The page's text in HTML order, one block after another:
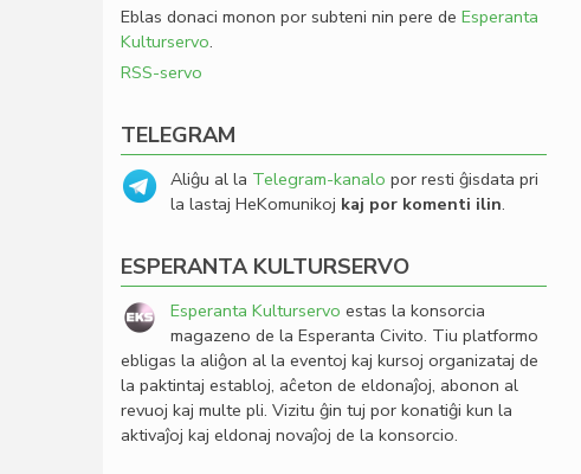
Eblas donaci monon por subteni nin pere de Esperanta
Kulturservo.
RSS-servo
TELEGRAM
Aliĝu al la Telegram-kanalo por resti ĝisdata pri
la lastaj HeKomunikoj kaj por komenti ilin.
ESPERANTA KULTURSERVO
Esperanta Kulturservo estas la konsorcia
magazeno de la Esperanta Civito. Tiu platformo
ebligas la aliĝon al la eventoj kaj kursoj organizataj de
la paktintaj establoj, aĉeton de eldonaĵoj, abonon al
revuoj kaj multe pli. Vizitu ĝin tuj por konatiĝi kun la
aktivaĵoj kaj eldonaj novaĵoj de la konsorcio.